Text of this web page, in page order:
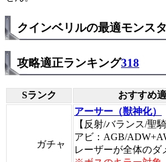
クインベリルの最適モンス
攻略適正ランキング318
Sランク おすすめ
ガチャ
アーサー（獣神化）
【反射/バランス/聖騎
アビ：AGB/
レーザーが全体のダ